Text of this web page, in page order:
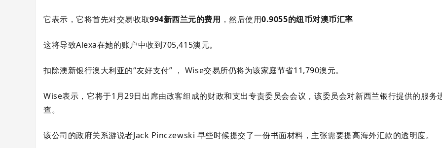
它表示，它将首先对交易收取994新西兰元的费用 ，然后使用0.9055的纽币对澳币汇率
这将导致Alexa在她的账户中收到705,415澳元。
扣除澳新银行澳大利亚的“友好支付” ， Wise交易所仍将为该家庭节省11,790澳元。
Wise表示，它将于1月29日出席由政客组成的财政和支出专责委员会会议，该委员会对新西兰银行提供的服务
查。
该公司的政府关系游说者Jack Pinczewski 早些时候提交了一份书面材料，主张需要提高海外汇款的透明度。